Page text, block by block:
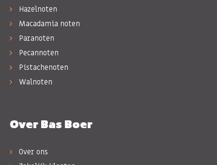
Hazelnoten
Macadamia noten
Paranoten
Pecannoten
Pistachenoten
Walnoten
Over Bas Boer
Over ons